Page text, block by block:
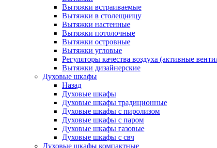
Вытяжки встраиваемые
Вытяжки в столещницу
Вытяжки настенные
Вытяжки потолочные
Вытяжки островные
Вытяжки угловые
Регуляторы качества воздуха (активные
Вытяжки дизайнерские
Духовые шкафы
Назад
Духовые шкафы
Духовые шкафы традиционные
Духовые шкафы с пиролизом
Духовые шкафы с паром
Духовые шкафы газовые
Духовые шкафы с свч
Духовые шкафы компактные